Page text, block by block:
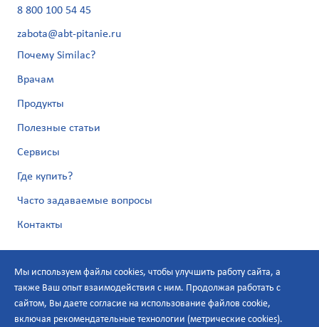
8 800 100 54 45
zabota@abt-pitanie.ru
Почему Similac?
Врачам
Продукты
Полезные статьи
Сервисы
Где купить?
Часто задаваемые вопросы
Контакты
Мы используем файлы cookies, чтобы улучшить работу сайта, а
также Ваш опыт взаимодействия с ним. Продолжая работать с
сайтом, Вы даете согласие на использование файлов cookie,
включая рекомендательные технологии (метрические cookies).